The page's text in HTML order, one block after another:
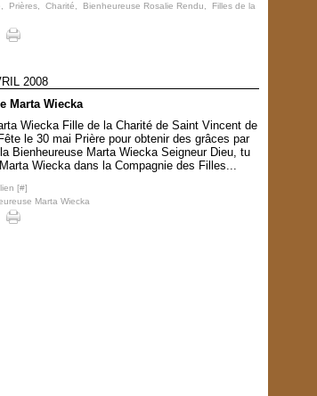
Prières Charité Bienheureuse Rosalie Rendu
Filles de la
2008
Marta Wiecka
Wiecka Fille de la Charité de Saint Vincent de
le 30 mai Prière pour obtenir des grâces par
Bienheureuse Marta Wiecka Seigneur Dieu, tu
Wiecka dans la Compagnie des Filles...
[#]
Marta Wiecka